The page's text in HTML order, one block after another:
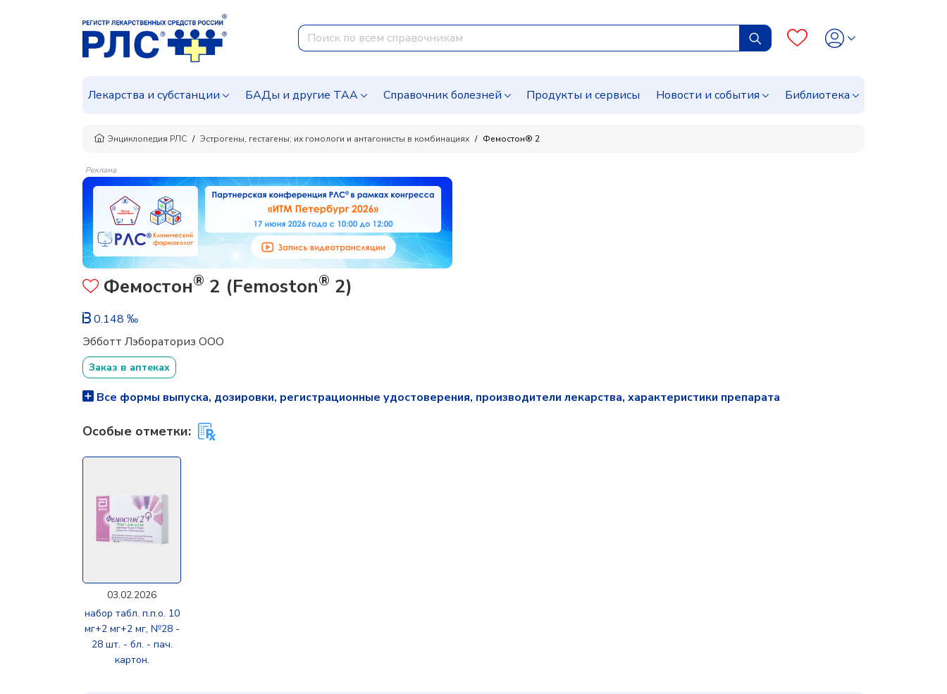
Лекарства и субстанции БАДы и другие ТАА Справочник болезней Продукты и сервисы Новости и события Библиотека
Энциклопедия РЛС Эстрогены, гестагены; их гомологи и антагонисты в комбинациях Фемостон® 2
Реклама
Фемостон® 2 (Femoston® 2)
0.148 ‰
Эбботт Лэбораториз OOO
Заказ в аптеках
Все формы выпуска, дозировки, регистрационные удостоверения, производители лекарства, характеристики препарата
Особые отметки:
03.02.2026
набор табл. п.п.о. 10
мг+2 мг+2 мг, №28 -
28 шт. - бл. - пач.
картон.